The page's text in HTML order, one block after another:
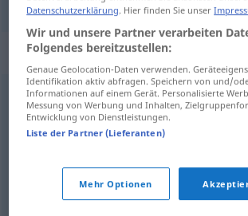
Synonyme für
einweisen
leiten
Datenschutzerklärung. Hier finden Sie unser
Wir und unsere Partner verarbeiten
Folgendes bereitzustellen:
Genaue Geolocation-Daten verwenden.
Identifikation aktiv abfragen. Speichern von und/
Informationen auf einem Gerät. Personalisierte
Messung von Werbung und Inhalten,
Entwicklung von Dienstleistungen.
Liste der Partner (Lieferanten)
Mehr Optionen